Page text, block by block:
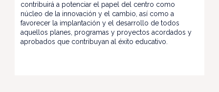
contribuirá a potenciar el papel del centro como
núcleo de la innovación y el cambio, así como a
favorecer la implantación y el desarrollo de todos
aquellos planes, programas y proyectos acordados y
aprobados que contribuyan al éxito educativo.